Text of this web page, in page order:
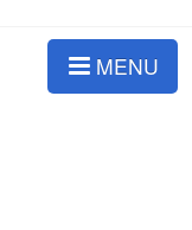
MENU